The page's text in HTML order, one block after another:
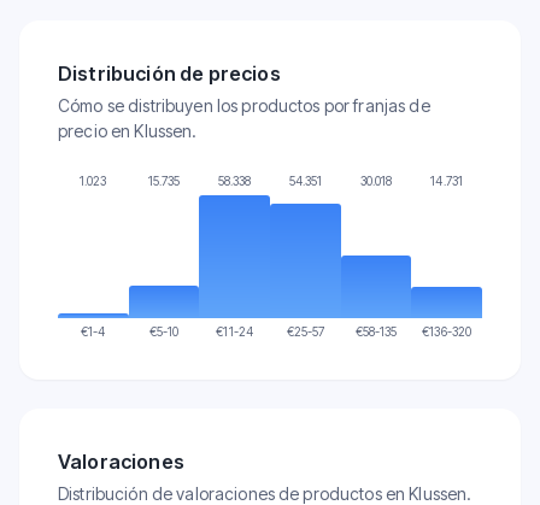
Distribución de precios
Cómo se distribuyen los productos por franjas de
precio en Klussen.
1.023
€1-4
15.735
€5-10
58.338
€11-24
54.351
€25-57
30.018
€58-135
14.731
€136-320
Valoraciones
Distribución de valoraciones de productos en Klussen.